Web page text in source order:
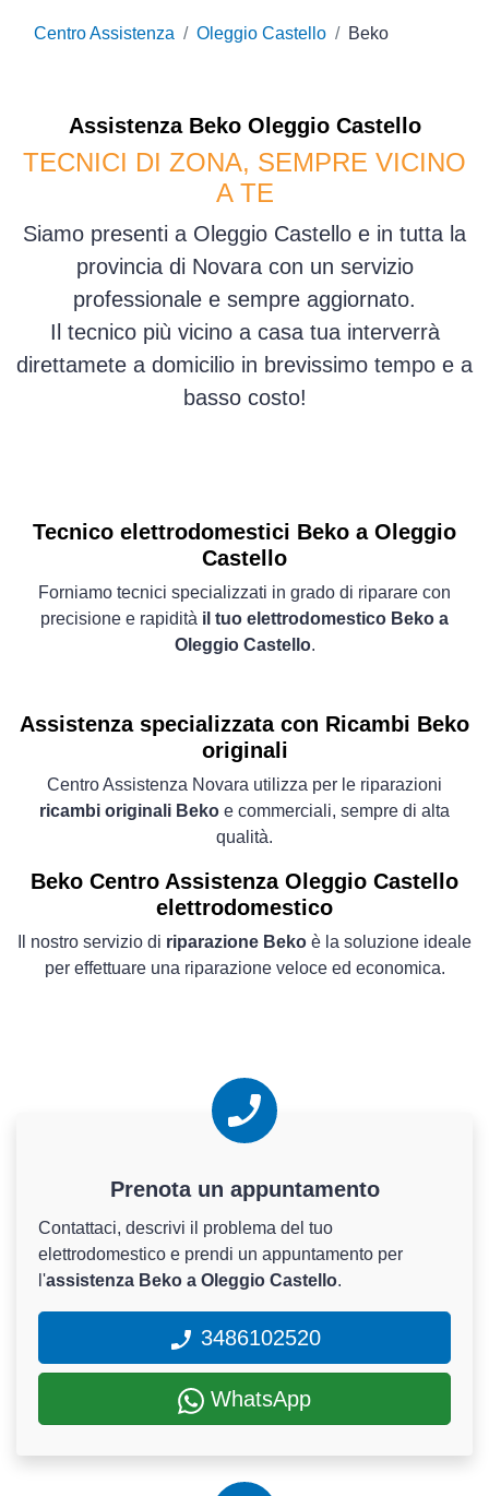
Centro Assistenza Oleggio Castello Beko
Assistenza BekoOleggio Castello
TECNICI DI ZONA, SEMPRE VICINO
A TE
Siamo presenti a Oleggio Castello e in tutta la
provincia di Novara con un servizio
professionale e sempre aggiornato.
Il tecnico più vicino a casa tua interverrà
direttamete a domicilio in brevissimo tempo e a
basso costo!
Tecnico elettrodomestici Beko a Oleggio
Castello
Forniamo tecnici specializzati in grado di riparare con
precisione e rapidità il tuo elettrodomestico Beko a
Oleggio Castello.
Assistenza specializzata con Ricambi Beko
originali
Centro Assistenza Novara utilizza per le riparazioni
ricambi originali Beko e commerciali, sempre di alta
qualità.
Beko Centro Assistenza Oleggio Castello
elettrodomestico
Il nostro servizio di riparazione Beko è la soluzione ideale
per effettuare una riparazione veloce ed economica.
Prenota un appuntamento
Contattaci, descrivi il problema del tuo
elettrodomestico e prendi un appuntamento per
l'assistenza Beko a Oleggio Castello.
3486102520
WhatsApp